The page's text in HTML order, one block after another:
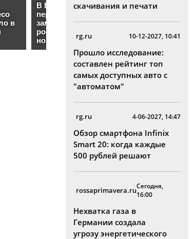
скачивания и печати
rg.ru 10-12-2027, 10:41
Прошло исследование:
составлен рейтинг топ
самых доступных авто с
"автоматом"
rg.ru 4-06-2027, 14:47
Обзор смартфона Infinix
Smart 20: когда каждые
500 рублей решают
rossaprimavera.ruСегодня,
16:00
Нехватка газа в
Германии создала
угрозу энергетического